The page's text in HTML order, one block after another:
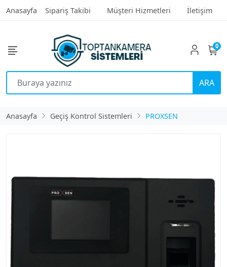
Anasayfa Sipariş Takibi Müşteri Hizmetleri İletişim
ARA
0
Anasayfa Geçiş Kontrol Sistemleri PROXSEN